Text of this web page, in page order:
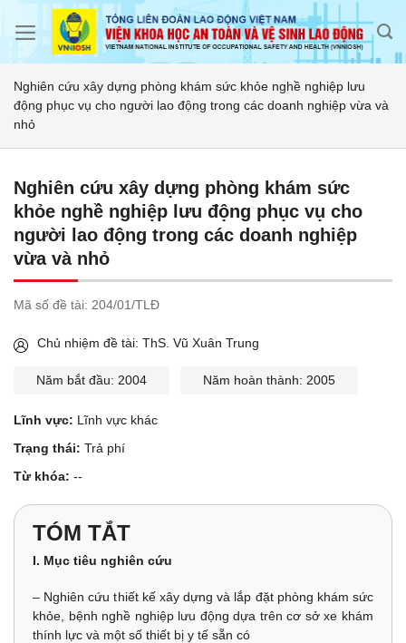
Nghiên cứu xây dựng phòng khám sức khỏe nghề nghiệp lưu
động phục vụ cho người lao động trong các doanh nghiệp vừa và
nhỏ
Nghiên cứu xây dựng phòng khám sức
khỏe nghề nghiệp lưu động phục vụ cho
người lao động trong các doanh nghiệp
vừa và nhỏ
Mã số đề tài: 204/01/TLĐ
Chủ nhiệm đề tài: ThS. Vũ Xuân Trung
Năm bắt đầu: 2004 Năm hoàn thành: 2005
Lĩnh vực: Lĩnh vực khác
Trạng thái: Trả phí
Từ khóa: --
TÓM TẮT
I. Mục tiêu nghiên cứu
– Nghiên cứu thiết kế xây dựng và lắp đặt phòng khám sức
khỏe, bệnh nghề nghiệp lưu động dựa trên cơ sở xe khám
thính lực và một số thiết bị y tế sẵn có